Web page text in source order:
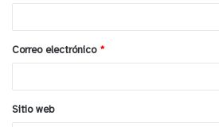
*
Correo electrónico *
Sitio web